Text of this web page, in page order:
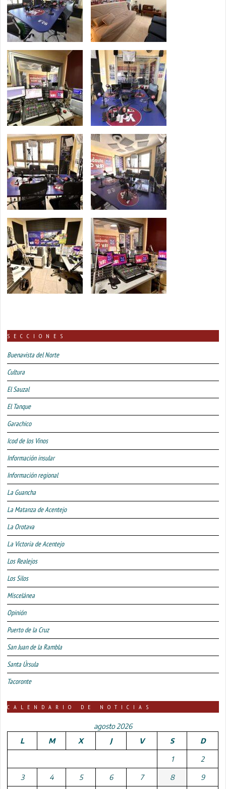
SECCIONES
Buenavista del Norte
Cultura
El Sauzal
El Tanque
Garachico
Icod de los Vinos
Información insular
Información regional
La Guancha
La Matanza de Acentejo
La Orotava
La Victoria de Acentejo
Los Realejos
Los Silos
Miscelánea
Opinión
Puerto de la Cruz
San Juan de la Rambla
Santa Úrsula
Tacoronte
CALENDARIO DE NOTICIAS
agosto 2026
L
M X J V S D
1 2
3 4 5 6 7 8 9